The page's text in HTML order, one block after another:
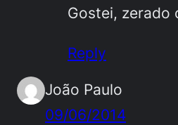
Gostei, zerado
Reply
João Paulo
09/06/2014